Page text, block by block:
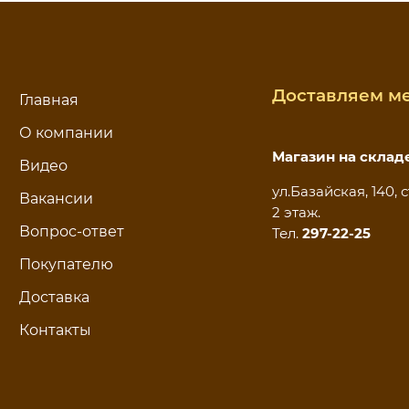
Главная
О компании
Видео
Вакансии
Вопрос-ответ
Покупателю
Доставка
Контакты
Доставляем
Магазин на
ул.Базайская, 140,
2 этаж.
Тел. 297-22-25